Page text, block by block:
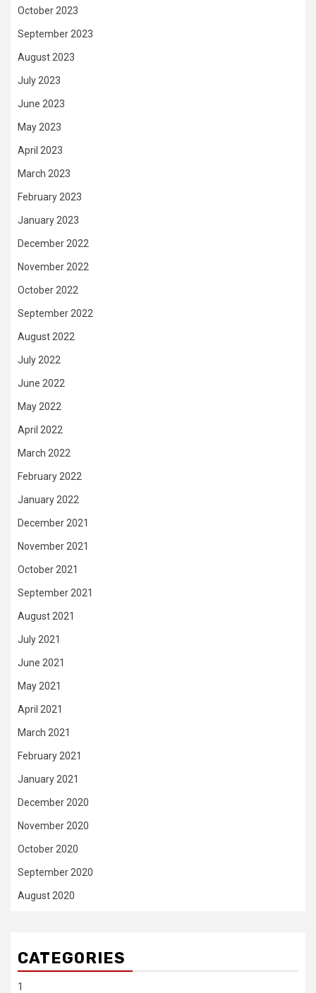
October 2023
September 2023
August 2023
July 2023
June 2023
May 2023
April 2023
March 2023
February 2023
January 2023
December 2022
November 2022
October 2022
September 2022
August 2022
July 2022
June 2022
May 2022
April 2022
March 2022
February 2022
January 2022
December 2021
November 2021
October 2021
September 2021
August 2021
July 2021
June 2021
May 2021
April 2021
March 2021
February 2021
January 2021
December 2020
November 2020
October 2020
September 2020
August 2020
CATEGORIES
1